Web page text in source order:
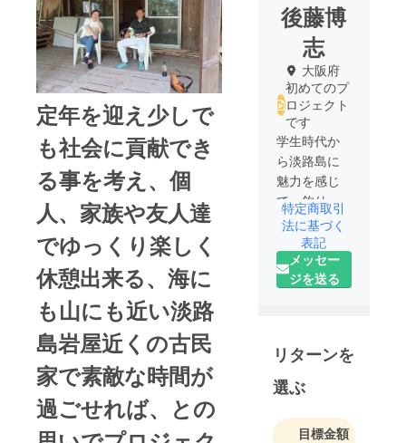
定年を迎え少しで
も社会に貢献でき
る事を考え、個
人、家族や友人達
でゆっくり楽しく
休憩出来る、海に
も山にも近い淡路
島岩屋近くの古民
家で素敵な時間が
過ごせれば、との
後藤博
志
大阪府
初めてのプ
ロジェクト
です
学生時代か
ら淡路島に
魅力を感じ
て、釣りや
海水浴キャ
ンプ、ツー
リング等に
良く行って
が流れまし
た、淡路島
も近年は
色々なアク
特定商取引
法に基づく
表記
メッセー
ジを送る
リターンを
選ぶ
目標金額